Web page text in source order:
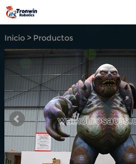
Inicio> Productos
personalizados